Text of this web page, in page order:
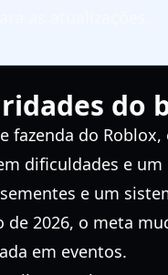
do
do Roblox,
dificuldades e
e um
2026, o meta
em eventos.